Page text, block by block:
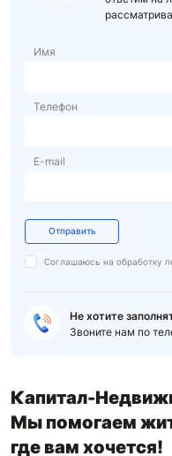
Не хотите
Звоните нам по
Имя
Телефон
E-mail
Отправить
Соглашаюсь на обработку
Капитал-
Мы помогаем
где вам хочется!